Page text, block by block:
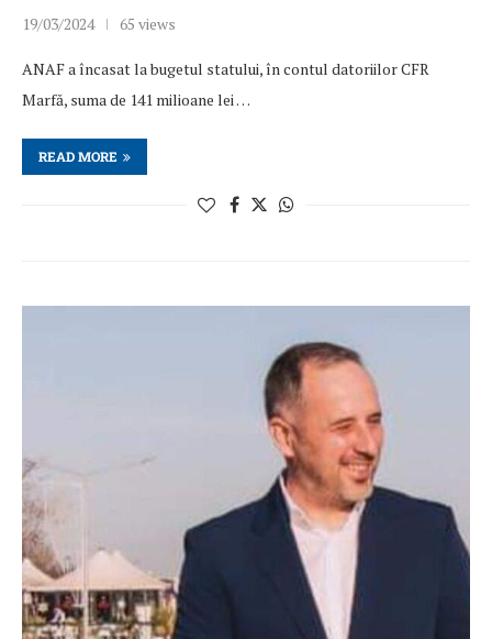
19/03/2024 65 views
ANAF a încasat la bugetul statului, în contul datoriilor CFR
Marfă, suma de 141 milioane lei …
READ MORE